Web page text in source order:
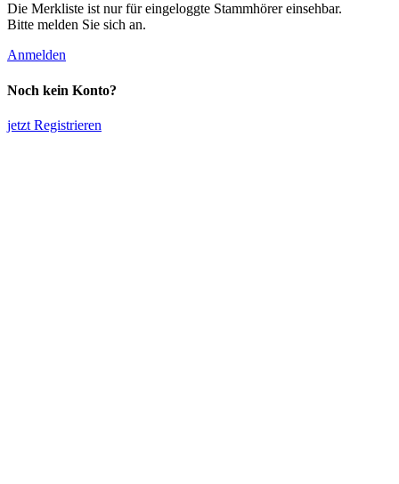
Die Merkliste ist nur für eingeloggte Stammhörer einsehbar.
Bitte melden Sie sich an.
Anmelden
Noch kein Konto?
jetzt Registrieren